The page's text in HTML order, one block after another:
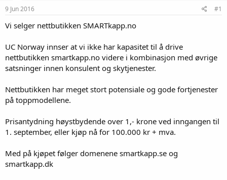
9 Jun 2016 #1
Vi selger nettbutikken SMARTkapp.no
UC Norway innser at vi ikke har kapasitet til å drive
nettbutikken smartkapp.no videre i kombinasjon med øvrige
satsninger innen konsulent og skytjenester.
Nettbutikken har meget stort potensiale og gode fortjenester
på toppmodellene.
Prisantydning høystbydende over 1,- krone ved inngangen til
1. september, eller kjøp nå for 100.000 kr + mva.
Med på kjøpet følger domenene smartkapp.se og
smartkapp.dk